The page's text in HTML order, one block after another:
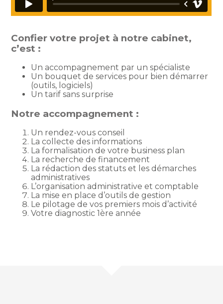
Confier votre projet à notre cabinet,
c’est :
Un accompagnement par un spécialiste
Un bouquet de services pour bien démarrer
(outils, logiciels)
Un tarif sans surprise
Notre accompagnement :
Un rendez-vous conseil
La collecte des informations
La formalisation de votre business plan
La recherche de financement
La rédaction des statuts et les démarches
administratives
L’organisation administrative et comptable
La mise en place d’outils de gestion
Le pilotage de vos premiers mois d’activité
Votre diagnostic 1ère année